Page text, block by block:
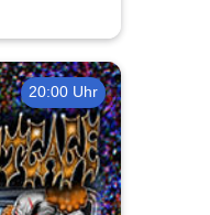
20:00 Uhr